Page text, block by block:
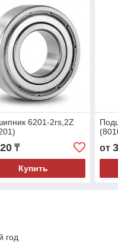
6201-2rs,2Z
₸
Купить
от
год